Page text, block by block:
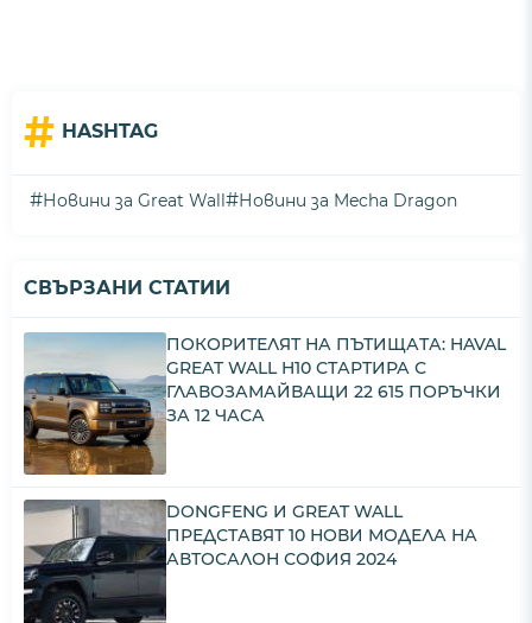
# HASHTAG
#Новини за Great Wall#Новини за Mecha Dragon
СВЪРЗАНИ СТАТИИ
ПОКОРИТЕЛЯТ НА ПЪТИЩАТА: HAVAL
GREAT WALL H10 СТАРТИРА С
ГЛАВОЗАМАЙВАЩИ 22 615 ПОРЪЧКИ
ЗА 12 ЧАСА
DONGFENG И GREAT WALL
ПРЕДСТАВЯТ 10 НОВИ МОДЕЛА НА
АВТОСАЛОН СОФИЯ 2024